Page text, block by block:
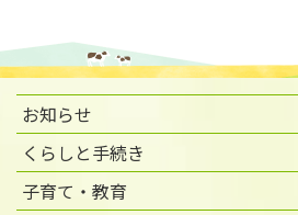
お知らせ
くらしと手続き
子育て・教育